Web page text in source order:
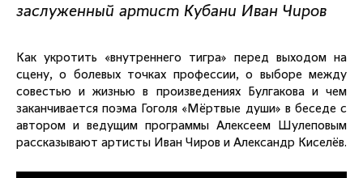
заслуженный артист Кубани Иван Чиров
Как укротить «внутреннего тигра» перед выходом на
сцену, о болевых точках профессии, о выборе между
совестью и жизнью в произведениях Булгакова и чем
заканчивается поэма Гоголя «Мёртвые души» в беседе с
автором и ведущим программы Алексеем Шулеповым
рассказывают артисты Иван Чиров и Александр Киселёв.